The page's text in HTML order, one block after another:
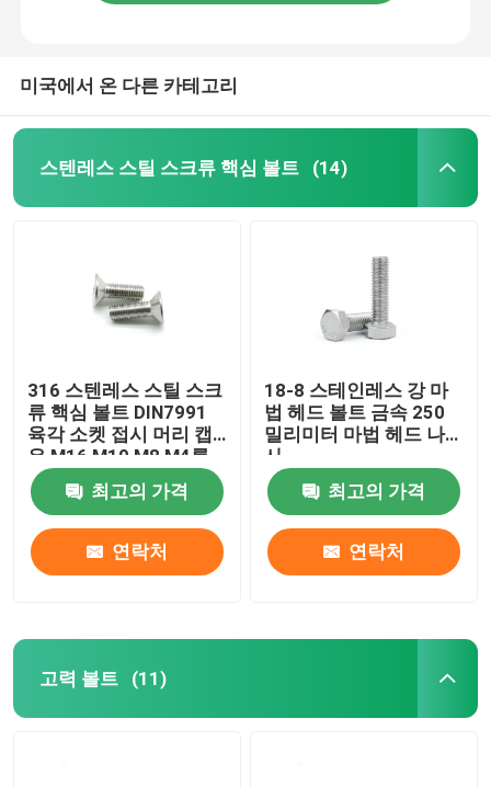
미국에서 온 다른 카테고리
스텐레스 스틸 스크류 핵심 볼트 (14)
316 스텐레스 스틸 스크
류 핵심 볼트 DIN7991
육각 소켓 접시 머리 캡
은 M16 M10 M8 M4를
비틉니다
최고의 가격
연락처
18-8 스테인레스 강 마
법 헤드 볼트 금속 250
밀리미터 마법 헤드 나
사
최고의 가격
연락처
고력 볼트 (11)